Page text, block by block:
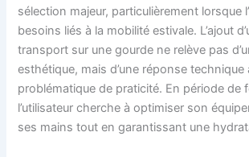
sélection majeur, particulièrement lorsque
besoins liés à la mobilité estivale. L’ajout
transport sur une gourde ne relève pas
esthétique, mais d’une réponse technique
problématique de praticité. En période de
l’utilisateur cherche à optimiser son
ses mains tout en garantissant une